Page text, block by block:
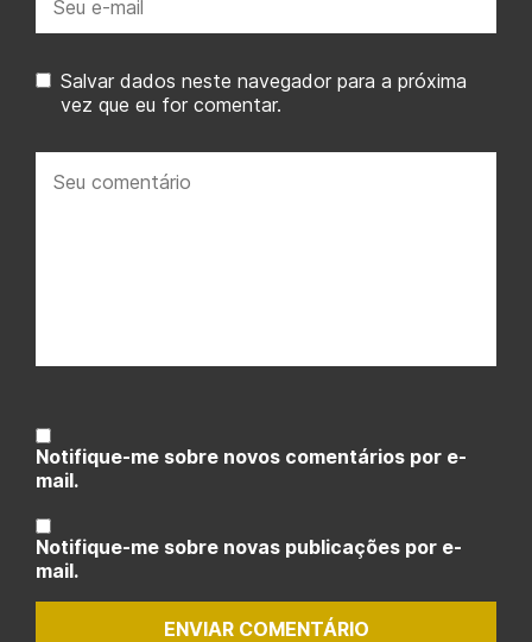
mail:
Salvar dados neste navegador para a próxima
vez que eu for comentar.
comentário:
Notifique-me sobre novos comentários por e-
mail.
Notifique-me sobre novas publicações por e-
mail.
ENVIAR COMENTÁRIO